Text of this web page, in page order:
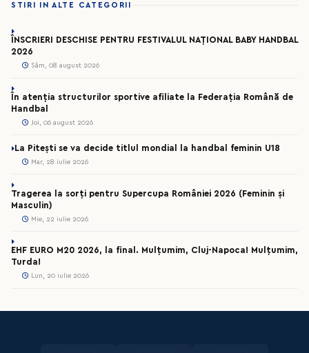
STIRI IN ALTE CATEGORII
ÎNSCRIERI DESCHISE PENTRU FESTIVALUL NAȚIONAL BABY HANDBAL
2026
Sâm, 08 august 2026
În atenția structurilor sportive afiliate la Federația Română de
Handbal
Joi, 06 august 2026
La Pitești se va decide titlul mondial la handbal feminin U18
Mar, 28 iulie 2026
Tragerea la sorți pentru Supercupa României 2026 (Feminin și
Masculin)
Mie, 22 iulie 2026
EHF EURO M20 2026, la final. Mulțumim, Cluj-Napoca! Mulțumim,
Turda!
Lun, 20 iulie 2026